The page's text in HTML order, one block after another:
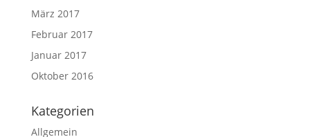
März 2017
Februar 2017
Januar 2017
Oktober 2016
Kategorien
Allgemein